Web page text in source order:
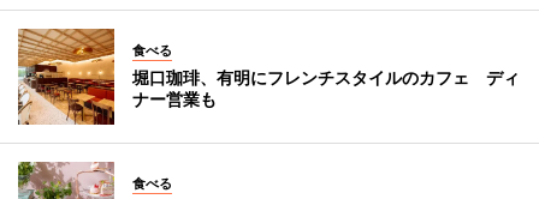
食べる
堀口珈琲、有明にフレンチスタイルのカフェ ディ
ナー営業も
食べる